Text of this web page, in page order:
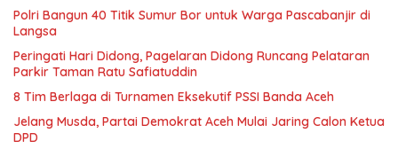
Polri Bangun 40 Titik Sumur Bor untuk Warga Pascabanjir di
Langsa
Peringati Hari Didong, Pagelaran Didong Runcang Pelataran
Parkir Taman Ratu Safiatuddin
8 Tim Berlaga di Turnamen Eksekutif PSSI Banda Aceh
Jelang Musda, Partai Demokrat Aceh Mulai Jaring Calon Ketua
DPD